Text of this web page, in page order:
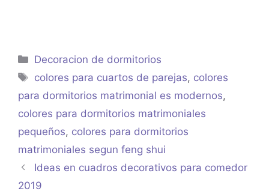
Categorías
Decoracion de dormitorios
Etiquetas
colores para cuartos de parejas, colores
para dormitorios matrimonial es modernos,
colores para dormitorios matrimoniales
pequeños, colores para dormitorios
matrimoniales segun feng shui
Ideas en cuadros decorativos para comedor
2019